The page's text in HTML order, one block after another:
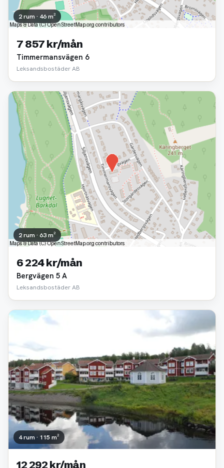
2 rum · 46 m²
7 857 kr/mån
Timmermansvägen 6
Leksandsbostäder AB
2 rum · 63 m²
6 224 kr/mån
Bergvägen 5 A
Leksandsbostäder AB
4 rum · 115 m²
12 292 kr/mån